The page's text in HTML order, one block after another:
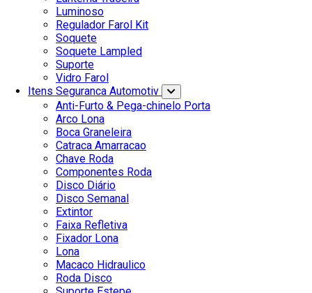
Luminoso
Regulador Farol Kit
Soquete
Soquete Lampled
Suporte
Vidro Farol
Itens Seguranca Automotiv
Anti-Furto & Pega-chinelo Porta
Arco Lona
Boca Graneleira
Catraca Amarracao
Chave Roda
Componentes Roda
Disco Diário
Disco Semanal
Extintor
Faixa Refletiva
Fixador Lona
Lona
Macaco Hidraulico
Roda Disco